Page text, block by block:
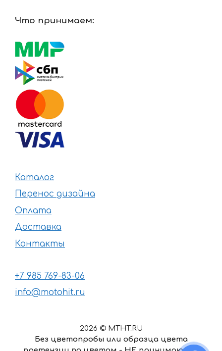
Что принимаем:
Каталог
Перенос дизайна
Оплата
Доставка
Контакты
+7 985 769-83-06
info@motohit.ru
2026 © MTHT.RU
Без цветопробы или образца цвета